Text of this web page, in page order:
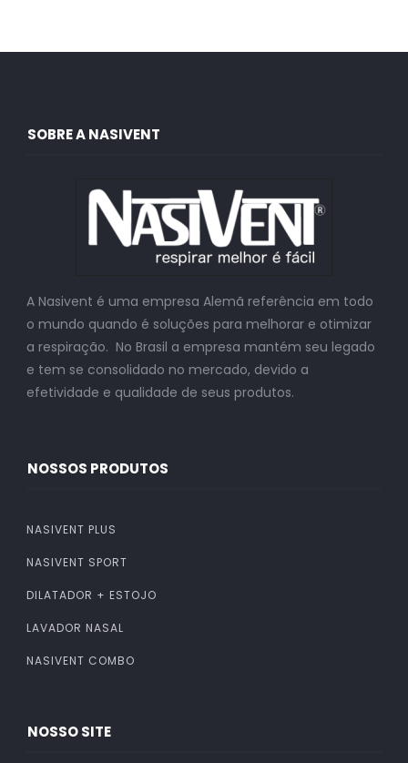
SOBRE A NASIVENT
A Nasivent é uma empresa Alemã referência em todo
o mundo quando é soluções para melhorar e otimizar
a respiração. No Brasil a empresa mantém seu legado
e tem se consolidado no mercado, devido a
efetividade e qualidade de seus produtos.
NOSSOS PRODUTOS
NASIVENT PLUS
NASIVENT SPORT
DILATADOR + ESTOJO
LAVADOR NASAL
NASIVENT COMBO
NOSSO SITE